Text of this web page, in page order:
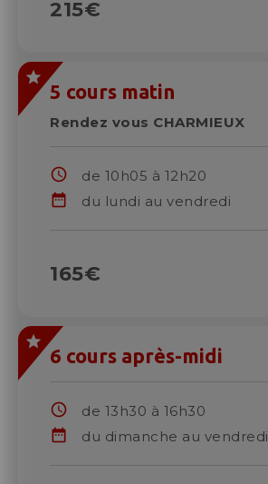
215€
5 cours matin
Rendez vous CHARMIEUX
schedule de 10h05 à 12h20
date_range du lundi au vendredi
165€
6 cours après-midi
schedule de 13h30 à 16h30
date_range du dimanche au vendredi